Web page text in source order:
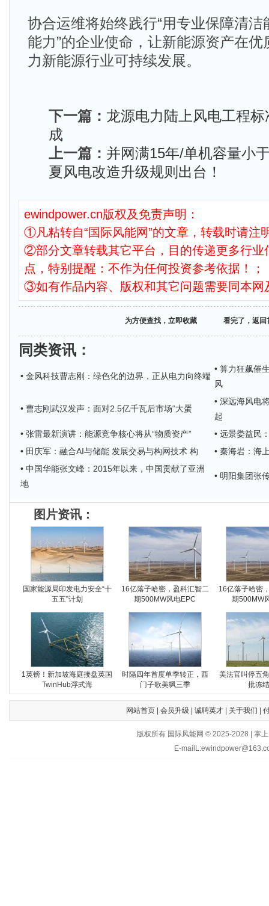
协合运维将始终践行“用专业保障清
能力”的企业使命，让新能源资产在
力新能源行业可持续发展。
下一篇： 龙源电力陆上风电工程
成
上一篇： 并网满15年/单机容量小
夏风电改造升级规则出台！
ewindpower.cn版权及免责声明：
①凡粘转自“国际风能网”的文章，转载时请注
②部分文章转载其它平台，目的传递更多行业
点，特别提醒：不作为任何投资参考依据！；
③如有作品内容、版权和其它问题需要同本网
为方便查找，立即收藏 看完了，返回
同类资讯 ：
• 金风科技曹志刚：绿色化的边界，正从电力向终端
• 算力狂飙催
风
• 曹志刚武汉发声：面对2.5亿千瓦后市场“大蛋
• 深远海风电
起
• 张雷最新演讲：能源竞争核心将从“物质资产”
• 远景娄益民
• 田庆军：融合AI与储能 发展交易与构网技术 构
• 秦海岩：海
• 中国华能张文峰：2015年以来，中国贡献了亚洲
地
• 明阳集团张
图片资讯：
国家能源局印发电力安全“十
五五”计划
16亿落子哈密，盈科汇智二
期500MW风电EPC
16亿落子哈密
期500MW
1英镑！新加坡海庭接盘英国
TwinHub浮式海
时隔四年首度单季转正，西
门子歌美飒三季
美法官叫停五
批冻
网站首页| 会员升级 诚聘英才| 关于我们
版权所有 国际风能网 © 2025-2028 | 掌
E-